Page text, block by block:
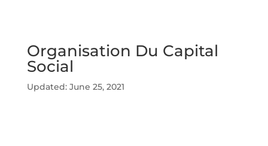
Organisation Du Capital
Social
Updated: June 25, 2021